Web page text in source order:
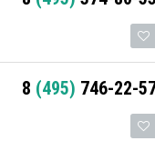
8 (495) 746-22-